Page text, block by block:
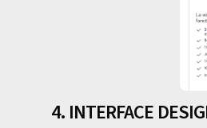
4. INTERFACE